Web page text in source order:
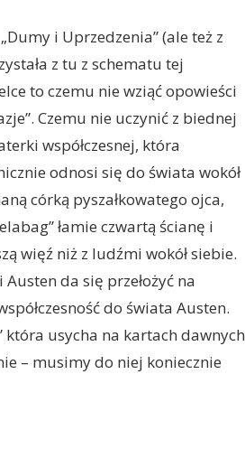
i Uprzedzenia” (ale też z
z tu z schematu tej
to czemu nie wziąć opowieści
Czemu nie uczynić z biednej
współczesnej, która
odnosi się do świata wokół
córką pyszałkowatego ojca,
łamie czwartą ścianę i
więź niż z ludźmi wokół siebie.
da się przełożyć na
do świata Austen.
która usycha na kartach dawnych
– musimy do niej koniecznie